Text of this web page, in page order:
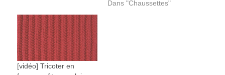
Dans "Chaussettes"
[vidéo] Tricoter en